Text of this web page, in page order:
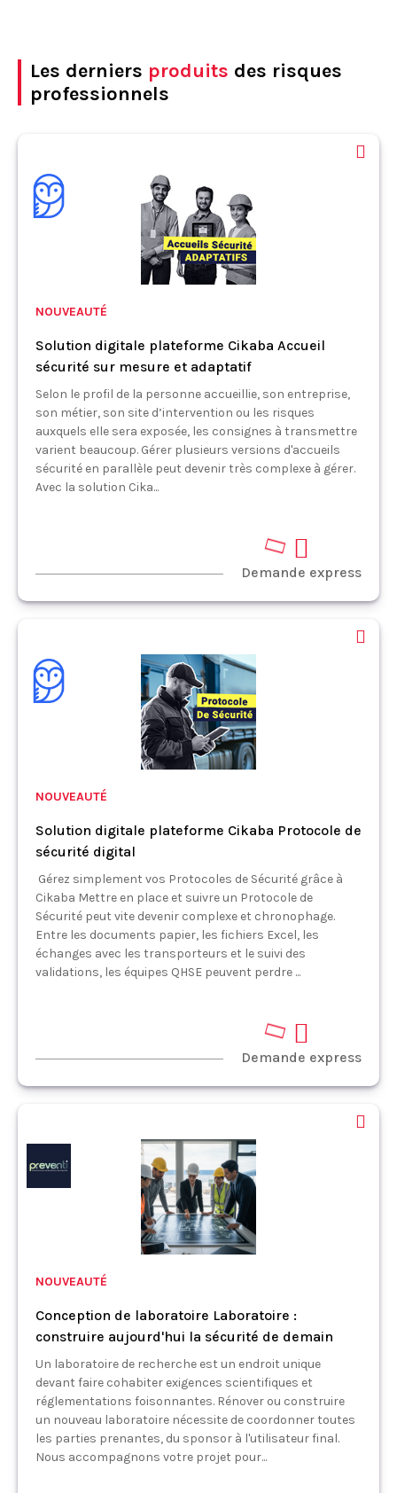
Les derniers produits des risques
professionnels
NOUVEAUTÉ
Solution digitale plateforme Cikaba Accueil
sécurité sur mesure et adaptatif
Selon le profil de la personne accueillie, son entreprise,
son métier, son site d’intervention ou les risques
auxquels elle sera exposée, les consignes à transmettre
varient beaucoup. Gérer plusieurs versions d'accueils
sécurité en parallèle peut devenir très complexe à gérer.
Avec la solution Cika...
Demande express
NOUVEAUTÉ
Solution digitale plateforme Cikaba Protocole de
sécurité digital
Gérez simplement vos Protocoles de Sécurité grâce à
Cikaba Mettre en place et suivre un Protocole de
Sécurité peut vite devenir complexe et chronophage.
Entre les documents papier, les fichiers Excel, les
échanges avec les transporteurs et le suivi des
validations, les équipes QHSE peuvent perdre ...
Demande express
NOUVEAUTÉ
Conception de laboratoire Laboratoire :
construire aujourd'hui la sécurité de demain
Un laboratoire de recherche est un endroit unique
devant faire cohabiter exigences scientifiques et
réglementations foisonnantes. Rénover ou construire
un nouveau laboratoire nécessite de coordonner toutes
les parties prenantes, du sponsor à l'utilisateur final.
Nous accompagnons votre projet pour...